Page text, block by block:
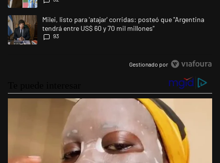
Un artículo de tendencia con el título "Milei, listo para 'atajar' corridas:
Milei, listo para 'atajar' corridas: posteó que "Argentina
tendrá entre US$ 60 y 70 mil millones"
93
Gestionado por